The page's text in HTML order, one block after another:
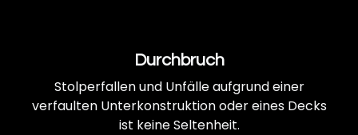
Durchbruch
Stolperfallen und Unfälle aufgrund einer
verfaulten Unterkonstruktion oder eines Decks
ist keine Seltenheit.